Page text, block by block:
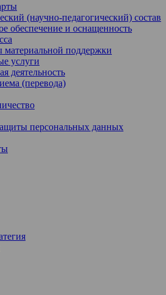
(научно-педагогический) состав
обеспечение и оснащенность
поддержки
услуги
деятельность
(перевода)
персональных данных